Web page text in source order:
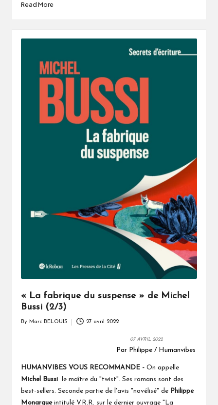
Read More
« La fabrique du suspense » de Michel
Bussi (2/3)
By Marc BELOUIS 27 avril 2022
07 AVRIL 2022
Par Philippe / Humanvibes
HUMANVIBES VOUS RECOMMANDE - On appelle
Michel Bussi le maître du "twist". Ses romans sont des
best-sellers. Seconde partie de l'avis "novélisé" de Philippe
Monarqueintitulé V.R.R. sur le dernier ouvrage "La